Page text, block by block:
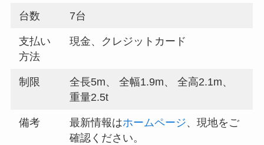
台数 7台
支払い
方法
現金、クレジットカード
制限
全長5m、 全幅1.9m、 全高2.1m、
重量2.5t
備考 最新情報はホームページ、現地をご
確認ください。